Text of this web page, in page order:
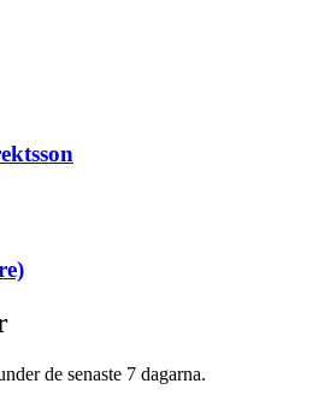
de senaste 7 dagarna.